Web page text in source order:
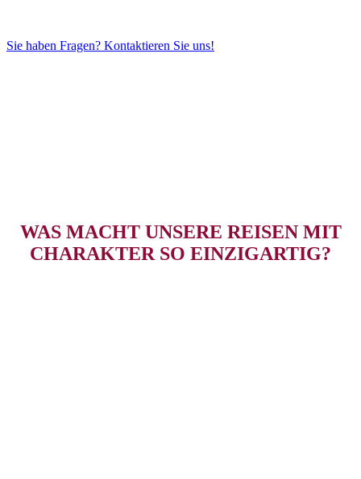
Sie haben Fragen? Kontaktieren Sie uns!
WAS MACHT UNSERE REISEN MIT
CHARAKTER SO EINZIGARTIG?